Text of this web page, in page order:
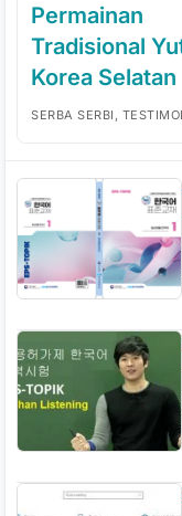
Permainan
Tradisional
Korea Selatan
SERBA SERBI,